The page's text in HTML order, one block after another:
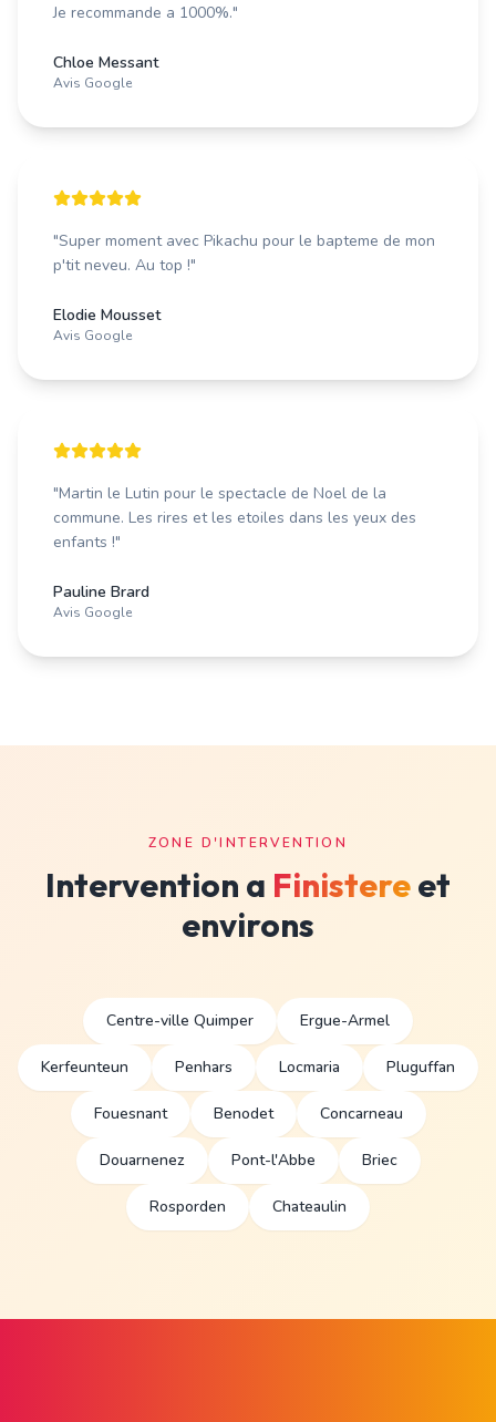
Je recommande a 1000%."
Chloe Messant
Avis Google
"Super moment avec Pikachu pour le bapteme de mon
p'tit neveu. Au top !"
Elodie Mousset
Avis Google
"Martin le Lutin pour le spectacle de Noel de la
commune. Les rires et les etoiles dans les yeux des
enfants !"
Pauline Brard
Avis Google
ZONE D'INTERVENTION
Intervention a Finistereet
environs
Centre-ville Quimper Ergue-Armel
Kerfeunteun Penhars Locmaria Pluguffan
Fouesnant Benodet Concarneau
Douarnenez Pont-l'Abbe Briec
Rosporden Chateaulin